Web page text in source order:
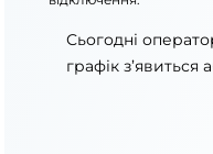
Сьогодні
графік